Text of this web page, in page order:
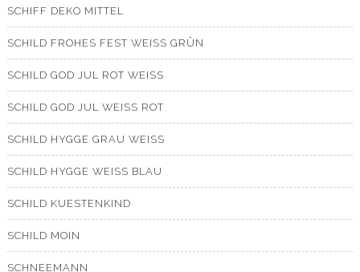
SCHIFF DEKO MITTEL
SCHILD FROHES FEST WEISS GRÜN
SCHILD GOD JUL ROT WEISS
SCHILD GOD JUL WEISS ROT
SCHILD HYGGE GRAU WEISS
SCHILD HYGGE WEISS BLAU
SCHILD KUESTENKIND
SCHILD MOIN
SCHNEEMANN